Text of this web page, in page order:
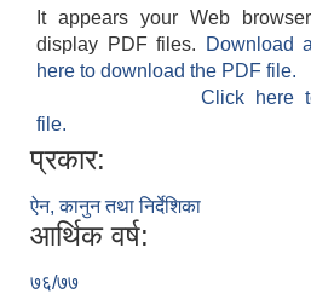
It appears your Web
display PDF files.
Download
here to download the PDF file.
Click here
file.
प्रकार:
ऐन, कानुन तथा निर्देशिका
आर्थिक वर्ष:
७६/७७